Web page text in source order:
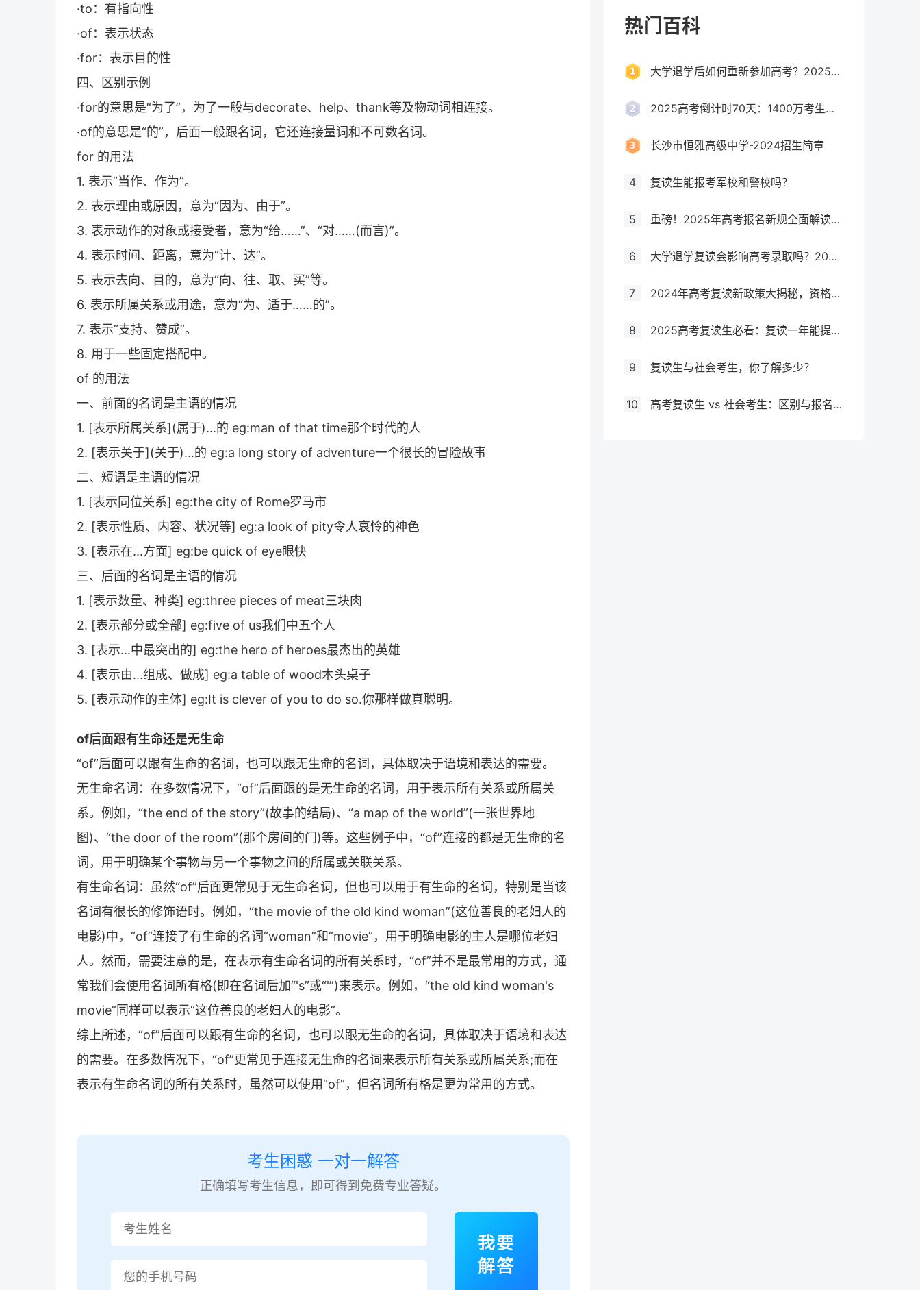
·to：有指向性
·of：表示状态
·for：表示目的性
四、区别示例
·for的意思是“为了”，为了一般与decorate、help、thank等及物动词相连接。
·of的意思是“的”，后面一般跟名词，它还连接量词和不可数名词。
for 的用法
1. 表示“当作、作为”。
2. 表示理由或原因，意为“因为、由于”。
3. 表示动作的对象或接受者，意为“给……”、“对……(而言)”。
4. 表示时间、距离，意为“计、达”。
5. 表示去向、目的，意为“向、往、取、买”等。
6. 表示所属关系或用途，意为“为、适于……的”。
7. 表示“支持、赞成”。
8. 用于一些固定搭配中。
of 的用法
一、前面的名词是主语的情况
1. [表示所属关系](属于)...的 eg:man of that time那个时代的人
2. [表示关于](关于)...的 eg:a long story of adventure一个很长的冒险故事
二、短语是主语的情况
1. [表示同位关系] eg:the city of Rome罗马市
2. [表示性质、内容、状况等] eg:a look of pity令人哀怜的神色
3. [表示在...方面] eg:be quick of eye眼快
三、后面的名词是主语的情况
1. [表示数量、种类] eg:three pieces of meat三块肉
2. [表示部分或全部] eg:five of us我们中五个人
3. [表示...中最突出的] eg:the hero of heroes最杰出的英雄
4. [表示由...组成、做成] eg:a table of wood木头桌子
5. [表示动作的主体] eg:It is clever of you to do so.你那样做真聪明。
of后面跟有生命还是无生命
“of”后面可以跟有生命的名词，也可以跟无生命的名词，具体取决于语境和表达的需要。
无生命名词：在多数情况下，“of”后面跟的是无生命的名词，用于表示所有关系或所属关
系。例如，“the end of the story”(故事的结局)、“a map of the world”(一张世界地
图)、“the door of the room”(那个房间的门)等。这些例子中，“of”连接的都是无生命的名
词，用于明确某个事物与另一个事物之间的所属或关联关系。
有生命名词：虽然“of”后面更常见于无生命名词，但也可以用于有生命的名词，特别是当该
名词有很长的修饰语时。例如，“the movie of the old kind woman”(这位善良的老妇人的
电影)中，“of”连接了有生命的名词“woman”和“movie”，用于明确电影的主人是哪位老妇
人。然而，需要注意的是，在表示有生命名词的所有关系时，“of”并不是最常用的方式，通
常我们会使用名词所有格(即在名词后加“'s”或“'”)来表示。例如，“the old kind woman's
movie”同样可以表示“这位善良的老妇人的电影”。
综上所述，“of”后面可以跟有生命的名词，也可以跟无生命的名词，具体取决于语境和表达
的需要。在多数情况下，“of”更常见于连接无生命的名词来表示所有关系或所属关系;而在
表示有生命名词的所有关系时，虽然可以使用“of”，但名词所有格是更为常用的方式。
考生困惑 一对一解答
正确填写考生信息，即可得到免费专业答疑。
热门百科
大学退学后如何重新参加高考？2025年最新政策全解析
2025高考倒计时70天：1400万考生创历史新高，复读生占比突破40%！
长沙市恒雅高级中学-2024招生简章
4 复读生能报考军校和警校吗？
5 重磅！2025年高考报名新规全面解读，这些考生将失去报考资格！
6 大学退学复读会影响高考录取吗？2025年最新政策解读与成功策略
7 2024年高考复读新政策大揭秘，资格、次数、课程全解析
8 2025高考复读生必看：复读一年能提多少分？关键因素大揭秘！
9 复读生与社会考生，你了解多少？
10 高考复读生 vs 社会考生：区别与报名要求全解析